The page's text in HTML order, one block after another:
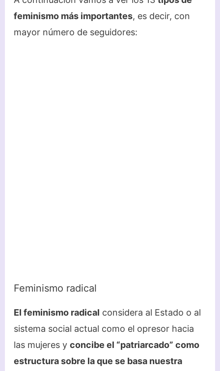
feminismo más importantes, es decir, con
mayor número de seguidores:
Feminismo radical
El feminismo radical considera al Estado o al
sistema social actual como el opresor hacia
las mujeres y concibe el “patriarcado” como
estructura sobre la que se basa nuestra